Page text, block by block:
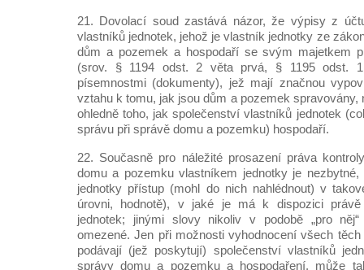
21. Dovolací soud zastává názor, že výpisy z
vlastníků jednotek, jehož je vlastník jednotky ze
dům a pozemek a hospodaří se svým majetkem
(srov. § 1194 odst. 2 věta prvá, § 1195 odst.
písemnostmi (dokumenty), jež mají značnou
vztahu k tomu, jak jsou dům a pozemek
ohledně toho, jak společenství vlastníků jednotek
správu při správě domu a pozemku) hospodaří.
22. Současně pro náležité prosazení práva
domu a pozemku vlastníkem jednotky je
jednotky přístup (mohl do nich nahlédnout) v
úrovni, hodnotě), v jaké je má k dispozici právě
jednotek; jinými slovy nikoliv v podobě „pro něj“
omezené. Jen při možnosti vyhodnocení všech
podávají (jež poskytují) společenství vlastníků
správy domu a pozemku a hospodaření, může